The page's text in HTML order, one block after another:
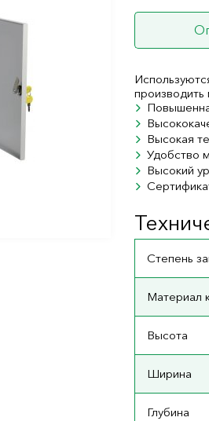
производить
Высокая
Удобство
Высокий
Степень
Материал
Высота
Ширина
Глубина